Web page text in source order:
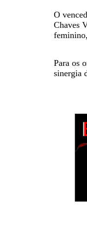
O
Chaves
Para os
sinergia